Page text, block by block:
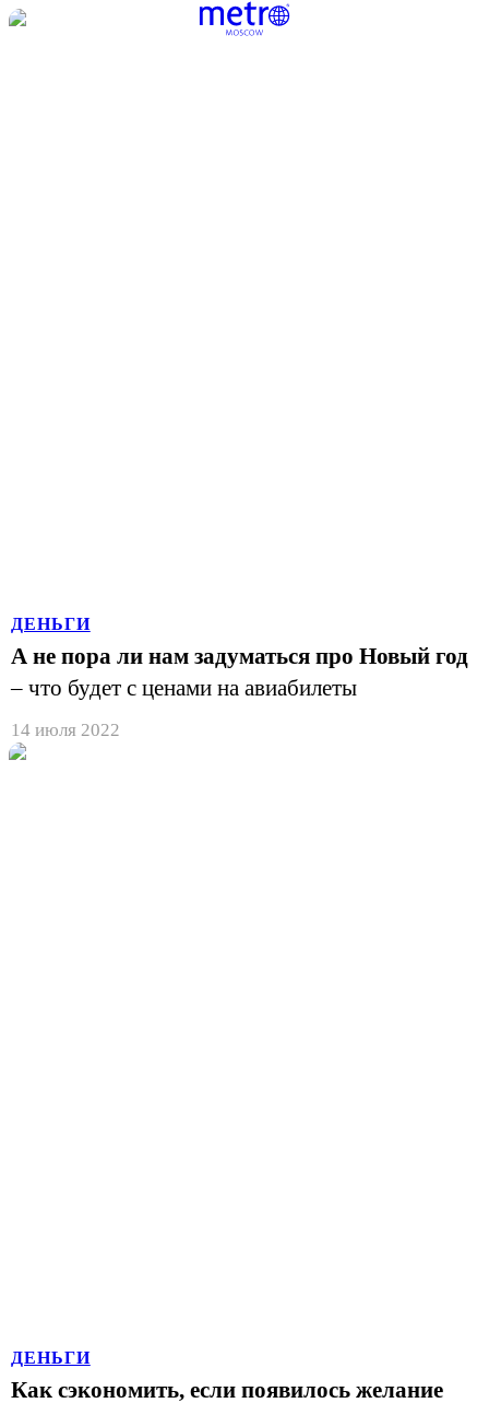
ДЕНЬГИ
А не пора ли нам задуматься про Новый год
– что будет с ценами на авиабилеты
14 июля 2022
ДЕНЬГИ
Как сэкономить, если появилось желание